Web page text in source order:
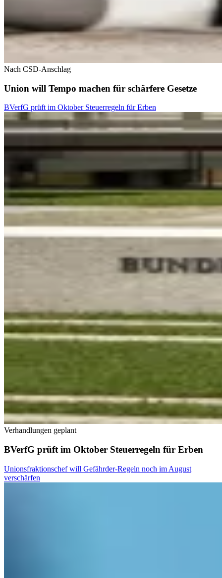
Nach CSD-Anschlag
Union will Tempo machen für schärfere Gesetze
BVerfG prüft im Oktober Steuerregeln für Erben
Verhandlungen geplant
BVerfG prüft im Oktober Steuerregeln für Erben
Unionsfraktionschef will Gefährder-Regeln noch im August
verschärfen